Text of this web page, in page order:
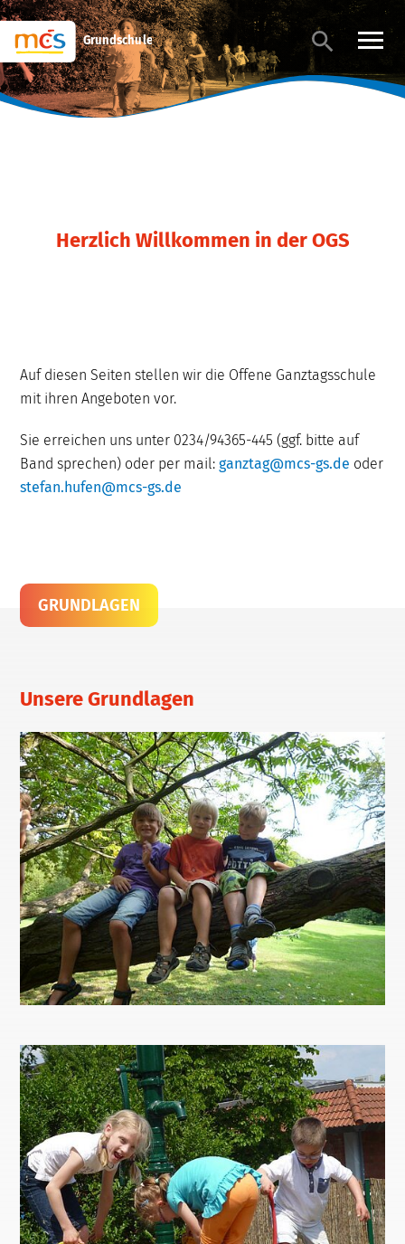
Grundschule
Herzlich Willkommen in der OGS
Auf diesen Seiten stellen wir die Offene Ganztagsschule
mit ihren Angeboten vor.
Sie erreichen uns unter 0234/94365-445 (ggf. bitte auf
Band sprechen) oder per mail:ganztag@mcs-gs.de oder
stefan.hufen@mcs-gs.de
GRUNDLAGEN
Unsere Grundlagen